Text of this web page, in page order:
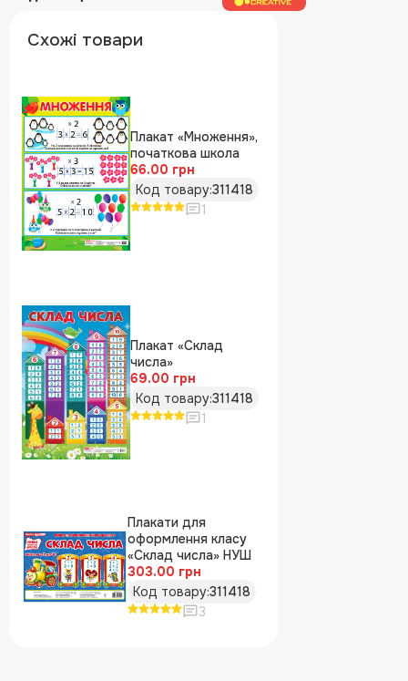
Схожі товари
Плакат «Множення»,
початкова школа
66.00 грн
Код товару:311418
1
Плакат «Склад
числа»
69.00 грн
Код товару:311418
1
Плакати для
оформлення класу
«Склад числа» НУШ
303.00 грн
Код товару:311418
3